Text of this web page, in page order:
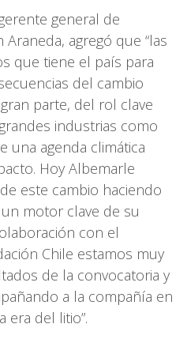
general de
agregó que “las
que tiene el país para
del cambio
parte, del rol clave
industrias como
una agenda climática
Hoy Albemarle
este cambio haciendo
motor clave de su
con el
Chile estamos muy
de la convocatoria y
a la compañía en
era del litio”.